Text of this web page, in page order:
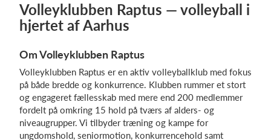
Funktioner
Kalender
Webshop
Billetsystem
Hvad koster det?
Volleyklubben Raptus — volleyball i
hjertet af Aarhus
Om Volleyklubben Raptus
Volleyklubben Raptus er en aktiv volleyballklub med fokus
på både bredde og konkurrence. Klubben rummer et stort
og engageret fællesskab med mere end 200 medlemmer
fordelt på omkring 15 hold på tværs af alders- og
niveaugrupper. Vi tilbyder træning og kampe for
ungdomshold, seniormotion, konkurrencehold samt